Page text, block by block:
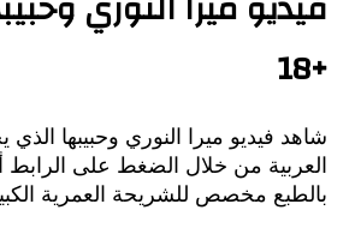
فيديو ميرا النوري وحبيبها الذي يحمل
من خلال الضغط على الرابط أدناه،
مخصص للشريحة العمرية الكبيرة